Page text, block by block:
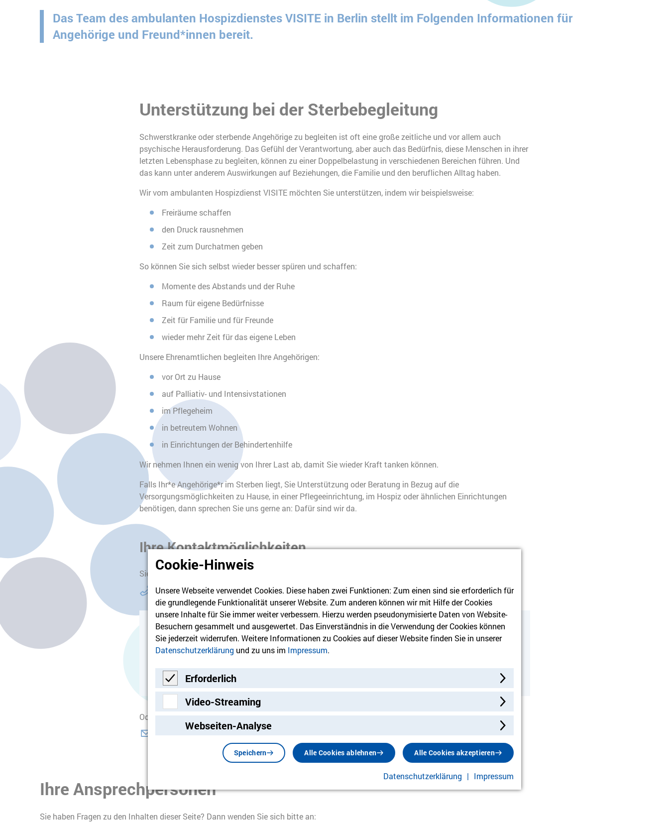
Das Team des ambulanten Hospizdienstes VISITE in Berlin stellt im Folgenden Informationen für
Angehörige und Freund*innen bereit.
Unterstützung bei der Sterbebegleitung
Schwerstkranke oder sterbende Angehörige zu begleiten ist oft eine große zeitliche und vor allem auch
psychische Herausforderung. Das Gefühl der Verantwortung, aber auch das Bedürfnis, diese Menschen in ihrer
letzten Lebensphase zu begleiten, können zu einer Doppelbelastung in verschiedenen Bereichen führen. Und
das kann unter anderem Auswirkungen auf Beziehungen, die Familie und den beruflichen Alltag haben.
Wir vom ambulanten Hospizdienst VISITE möchten Sie unterstützen, indem wir beispielsweise:
Freiräume schaffen
den Druck rausnehmen
Zeit zum Durchatmen geben
So können Sie sich selbst wieder besser spüren und schaffen:
Momente des Abstands und der Ruhe
Raum für eigene Bedürfnisse
Zeit für Familie und für Freunde
wieder mehr Zeit für das eigene Leben
Unsere Ehrenamtlichen begleiten Ihre Angehörigen:
vor Ort zu Hause
auf Palliativ- und Intensivstationen
im Pflegeheim
in betreutem Wohnen
in Einrichtungen der Behindertenhilfe
Wir nehmen Ihnen ein wenig von Ihrer Last ab, damit Sie wieder Kraft tanken können.
Falls Ihr*e Angehörige*r im Sterben liegt, Sie Unterstützung oder Beratung in Bezug auf die
Versorgungsmöglichkeiten zu Hause, in einer Pflegeeinrichtung, im Hospiz oder ähnlichen Einrichtungen
benötigen, dann sprechen Sie uns gerne an: Dafür sind wir da.
Ihre Kontaktmöglichkeiten
Sie können uns unter folgender Telefonnummer erreichen:
0151 442 799 87
Für den Fall, dass wir Ihren Anruf nicht direkt entgegennehmen können:
Bitte hinterlassen Sie auf derMailbox
Oder Sie schreiben uns eine E-Mail:
mail@visite-hospiz.de
Ihre Ansprechpersonen
Sie haben Fragen zu den Inhalten dieser Seite? Dann wenden Sie sich bitte an:
Cookie-Hinweis
Unsere Webseite verwendet Cookies. Diese haben zwei Funktionen: Zum einen sind sie erforderlich für
die grundlegende Funktionalität unserer Website. Zum anderen können wir mit Hilfe der Cookies
unsere Inhalte für Sie immer weiter verbessern. Hierzu werden pseudonymisierte Daten von Website-
Besuchern gesammelt und ausgewertet. Das Einverständnis in die Verwendung der Cookies können
Sie jederzeit widerrufen. Weitere Informationen zu Cookies auf dieser Website finden Sie in unserer
Datenschutzerklärung und zu uns im Impressum.
Erforderlich
Erforderlich
Video-Streaming
Video-Streaming
Webseiten-Analyse
Speichern Alle Cookies ablehnen Alle Cookies akzeptieren
Datenschutzerklärung Impressum